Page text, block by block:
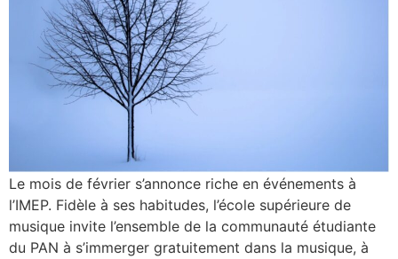
Le mois de février s’annonce riche en événements à
l’IMEP. Fidèle à ses habitudes, l’école supérieure de
musique invite l’ensemble de la communauté étudiante
du PAN à s’immerger gratuitement dans la musique, à